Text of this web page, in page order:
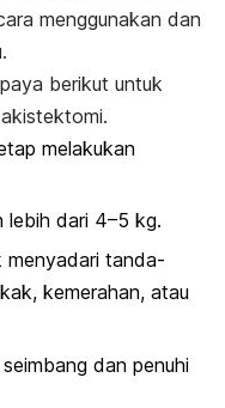
menggunakan dan
berikut untuk
melakukan
lebih dari 4–5 kg.
menyadari tanda-
kemerahan, atau
dan penuhi